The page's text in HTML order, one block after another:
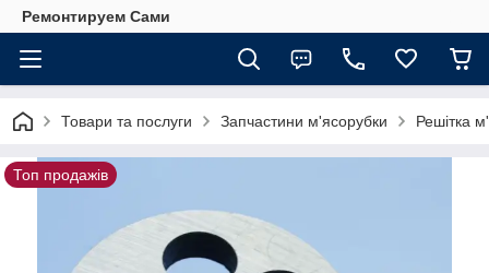
Ремонтируем Сами
Товари та послуги Запчастини м'ясорубки Решітка
Топ продажів